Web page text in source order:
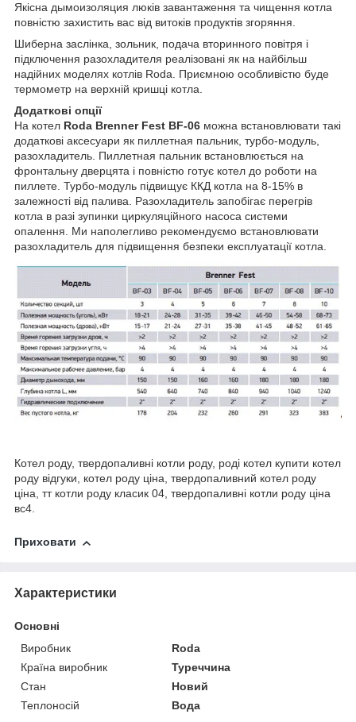
Якісна дымоизоляция люків завантаження та чищення котла
повністю захистить вас від витоків продуктів згоряння.
Шиберна заслінка, зольник, подача вторинного повітря і
підключення разохладителя реалізовані як на найбільш
надійних моделях котлів Roda. Приємною особливістю буде
термометр на верхній кришці котла.
Додаткові опції
На котел Roda Brenner Fest BF-06 можна встановлювати такі
додаткові аксесуари як пиллетная пальник, турбо-модуль,
разохладитель. Пиллетная пальник встановлюється на
фронтальну дверцята і повністю готує котел до роботи на
пиллете. Турбо-модуль підвищує ККД котла на 8-15% в
залежності від палива. Разохладитель запобігає перегрів
котла в разі зупинки циркуляційного насоса системи
опалення. Ми наполегливо рекомендуємо встановлювати
разохладитель для підвищення безпеки експлуатації котла.
Котел роду, твердопаливні котли роду, роді котел купити котел
роду відгуки, котел роду ціна, твердопаливний котел роду
ціна, тт котли роду класик 04, твердопаливні котли роду ціна
вс4.
Приховати
Характеристики
Основні
Виробник
Roda
Країна виробник
Туреччина
Стан
Новий
Теплоносій
Вода